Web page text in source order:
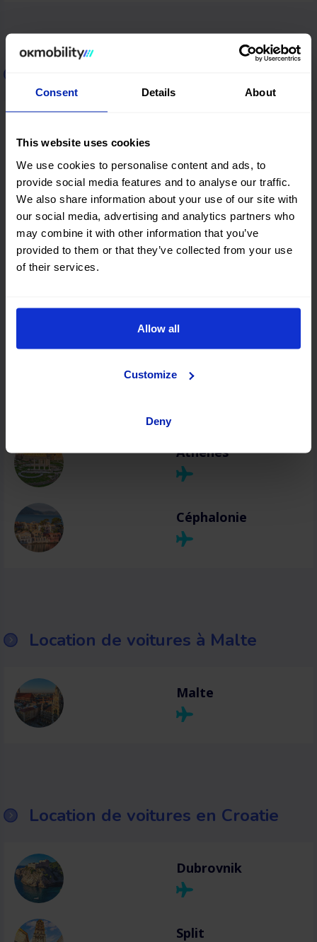
Consent Details About
This website uses cookies
We use cookies to personalise content and ads, to
provide social media features and to analyse our traffic.
We also share information about your use of our site with
our social media, advertising and analytics partners who
may combine it with other information that you’ve
provided to them or that they’ve collected from your use
of their services.
Allow all
Customize
Deny
Héraklion
Chania
Rhodes
Athènes
Céphalonie
Location de voitures à Malte
Malte
Location de voitures en Croatie
Dubrovnik
Split